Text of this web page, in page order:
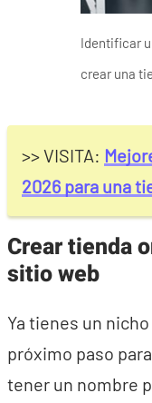
Identificar
crear una
>> VISITA:
2026 para una
Crear tienda
sitio web
Ya tienes un
próximo paso
tener un nombre